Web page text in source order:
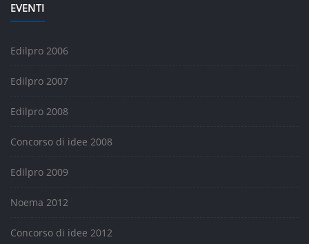
EVENTI
Edilpro 2006
Edilpro 2007
Edilpro 2008
Concorso di idee 2008
Edilpro 2009
Noema 2012
Concorso di idee 2012